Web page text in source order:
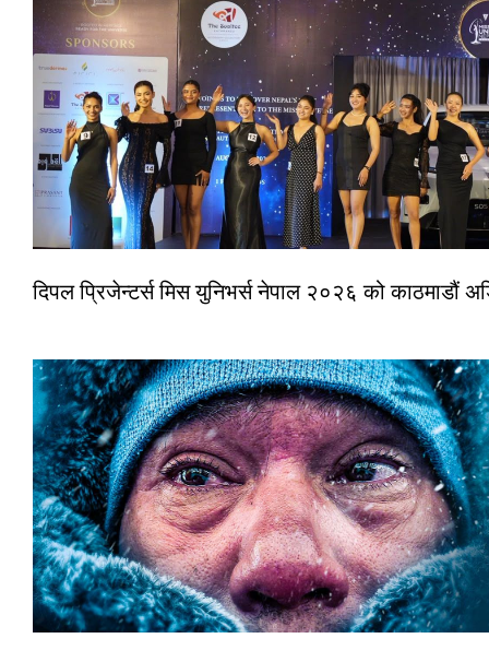
दिपल प्रिजेन्टर्स मिस युनिभर्स नेपाल २०२६ को काठमाडौं